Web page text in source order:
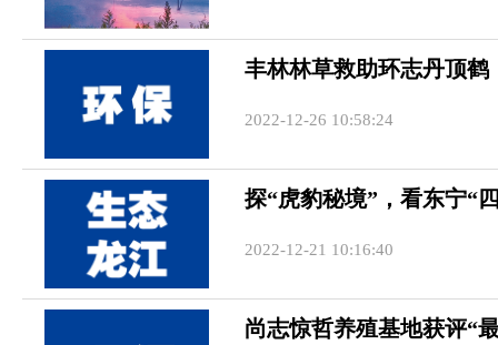
丰林林草救助环志丹顶鹤
2022-12-26 10:58:24
探“虎豹秘境”，看东宁“
2022-12-21 10:16:40
尚志惊哲养殖基地获评“